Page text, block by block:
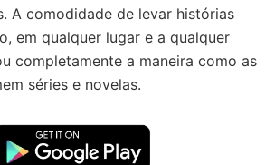
A comodidade de levar histórias
em qualquer lugar e a qualquer
completamente a maneira como as
séries e novelas.